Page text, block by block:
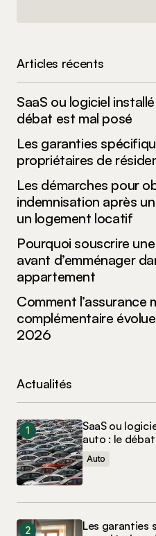
Articles récents
SaaS ou logiciel
débat est mal posé
Les garanties
propriétaires de
Les démarches pour
indemnisation après
un logement locatif
Pourquoi souscrire
avant d’emménager
appartement
Comment l’assurance
complémentaire
2026
Actualités
SaaS ou
auto : le
Auto
Les garanties